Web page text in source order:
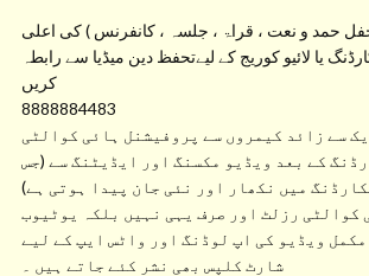
حمد و نعت ، قراۃ ، جلسہ ، کانفرنس ) کی اعلی
یا لائیو کوریج کے لیےتحفظ دین میڈیا سے رابطہ
کریں
8888884483
سے زائد کیمروں سے پروفیشنل ہائی کوالٹی
کے بعد ویڈیو مکسنگ اور ایڈیٹنگ سے (جس
میں نکھار اور نئی جان پیدا ہوتی ہے)
کوالٹی رزلٹ اور صرف یہی نہیں بلکہ یوٹیوب
مکمل ویڈیو کی اپ لوڈنگ اور واٹس ایپ کے لیے
شارٹ کلپس بھی نشر کئے جاتے ہیں ۔